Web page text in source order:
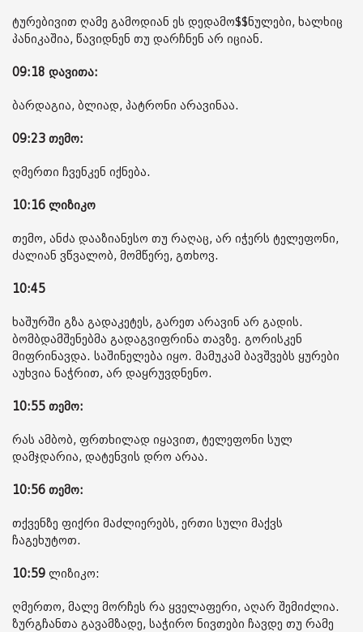
ტურებივით ღამე გამოდიან ეს დედამო$$ნულები, ხალხიც
პანიკაშია, წავიდნენ თუ დარჩნენ არ იციან.
09:18 დავითა:
ბარდაგია, ბლიად, პატრონი არავინაა.
09:23 თემო:
ღმერთი ჩვენკენ იქნება.
10:16 ლიზიკო
თემო, ანძა დააზიანესო თუ რაღაც, არ იჭერს ტელეფონი,
ძალიან ვწვალობ, მომწერე, გთხოვ.
10:45
ხაშურში გზა გადაკეტეს, გარეთ არავინ არ გადის.
ბომბდამშენებმა გადაგვიფრინა თავზე. გორისკენ
მიფრინავდა. საშინელება იყო. მამუკამ ბავშვებს ყურები
აუხვია ნაჭრით, არ დაყრუვდნენო.
10:55 თემო:
რას ამბობ, ფრთხილად იყავით, ტელეფონი სულ
დამჯდარია, დატენვის დრო არაა.
10:56 თემო:
თქვენზე ფიქრი მაძლიერებს, ერთი სული მაქვს
ჩაგეხუტოთ.
10:59 ლიზიკო:
ღმერთო, მალე მორჩეს რა ყველაფერი, აღარ შემიძლია.
ზურგჩანთა გავამზადე, საჭირო ნივთები ჩავდე თუ რამე